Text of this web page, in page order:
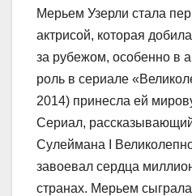
Мерьем Узерли стала
актрисой, которая
за рубежом, особенно в
роль в сериале
2014) принесла ей
Сериал,
Сулеймана I
завоевал сердца
странах. Мерьем